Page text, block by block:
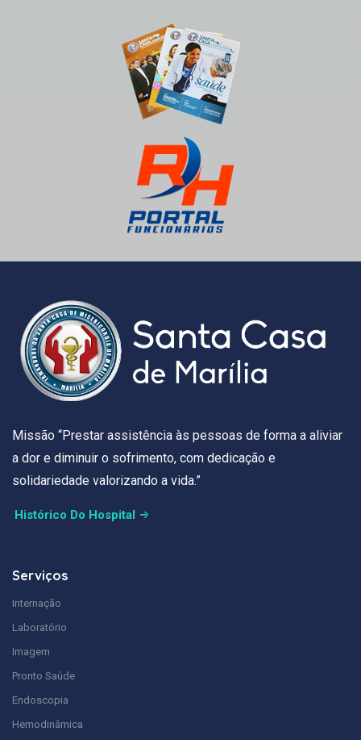
Missão “Prestar assistência às pessoas de forma a aliviar
a dor e diminuir o sofrimento, com dedicação e
solidariedade valorizando a vida.”
Histórico Do Hospital
Serviços
Internação
Laboratório
Imagem
Pronto Saúde
Endoscopia
Hemodinâmica